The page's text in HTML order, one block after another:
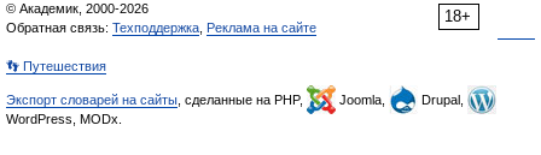
18+
© Академик, 2000-2026
Обратная связь: Техподдержка Реклама на сайте
👣 Путешествия
Экспорт словарей на сайты , сделанные на PHP, Joomla,
Drupal,
WordPress, MODx.